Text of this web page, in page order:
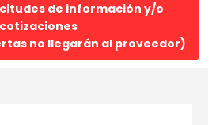
de información y/o
cotizaciones
no llegarán al proveedor)